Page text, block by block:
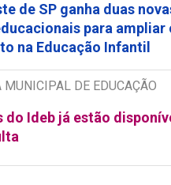
de SP ganha duas
para ampliar
na Educação Infantil
MUNICIPAL DE EDUCAÇÃO
do Ideb já estão